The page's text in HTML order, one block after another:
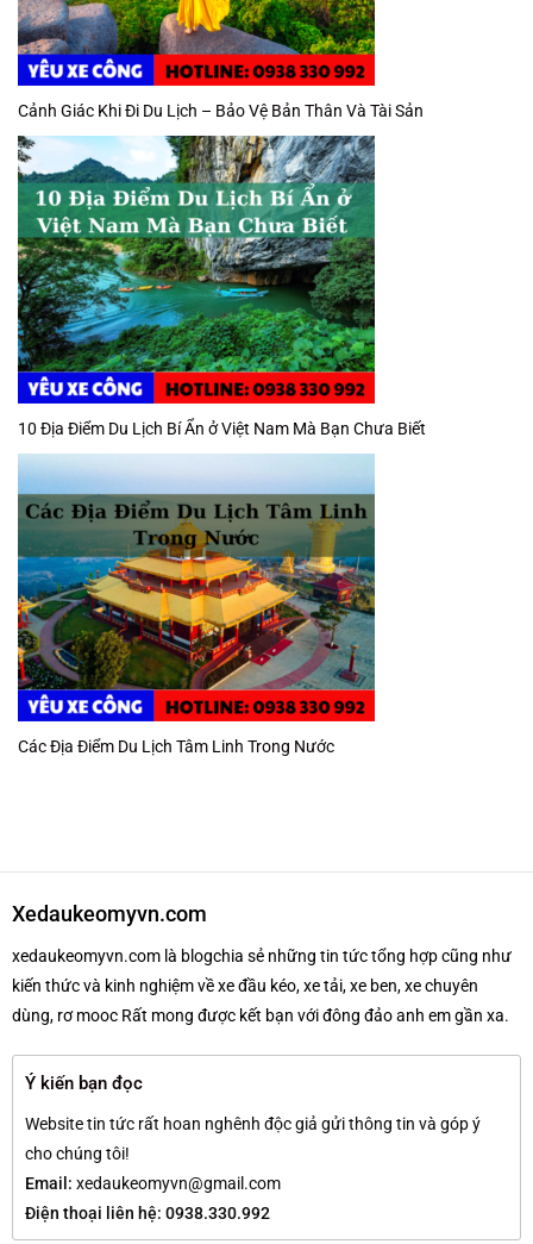
Cảnh Giác Khi Đi Du Lịch – Bảo Vệ Bản Thân Và Tài Sản
10 Địa Điểm Du Lịch Bí Ẩn ở Việt Nam Mà Bạn Chưa Biết
Các Địa Điểm Du Lịch Tâm Linh Trong Nước
Xedaukeomyvn.com
xedaukeomyvn.com là blogchia sẻ những tin tức tổng hợp cũng như
kiến thức và kinh nghiệm về xe đầu kéo, xe tải, xe ben, xe chuyên
dùng, rơ mooc Rất mong được kết bạn với đông đảo anh em gần xa.
Ý kiến bạn đọc
Website tin tức rất hoan nghênh độc giả gửi thông tin và góp ý
cho chúng tôi!
Email: xedaukeomyvn@gmail.com
Điện thoại liên hệ: 0938.330.992